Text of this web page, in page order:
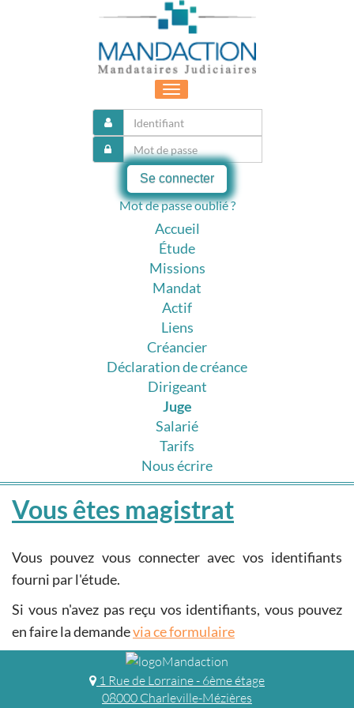
Toggle
navigation
Se connecter
Mot de passe oublié ?
Accueil
Étude
Missions
Mandat
Actif
Liens
Créancier
Déclaration de créance
Dirigeant
Juge
Salarié
Tarifs
Nous écrire
Vous êtes magistrat
Vous pouvez vous connecter avec vos identifiants
fourni par l'étude.
Si vous n'avez pas reçu vos identifiants, vous pouvez
en faire la demandevia ce formulaire
1 Rue de Lorraine - 6ème étage
08000 Charleville-Mézières